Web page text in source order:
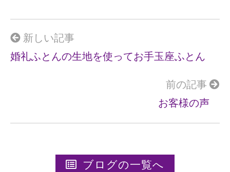
o
o
k
新しい記事
婚礼ふとんの生地を使ってお手玉座ふとん
前の記事
お客様の声
ブログの一覧へ